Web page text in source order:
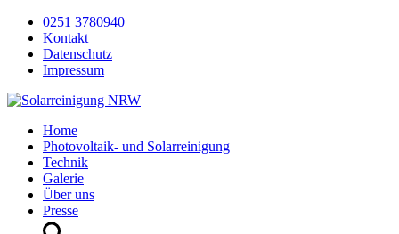
0251 3780940
Kontakt
Datenschutz
Impressum
Home
Photovoltaik- und Solarreinigung
Technik
Galerie
Über uns
Presse